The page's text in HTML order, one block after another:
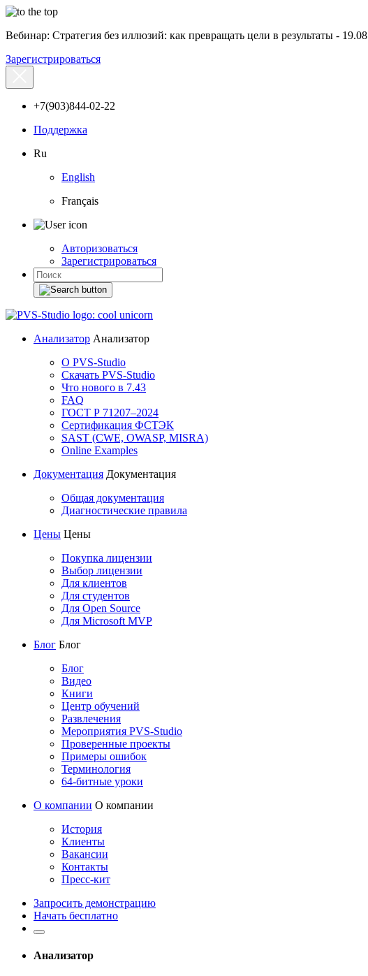
Вебинар: Стратегия без иллюзий: как превращать цели в результаты - 19.08
Зарегистрироваться
+7(903)844-02-22
Поддержка
Ru
English
Français
Авторизоваться
Зарегистрироваться
Анализатор Анализатор
О PVS-Studio
Скачать PVS-Studio
Что нового в 7.43
FAQ
ГОСТ Р 71207–2024
Сертификация ФСТЭК
SAST (CWE, OWASP, MISRA)
Online Examples
Документация Документация
Общая документация
Диагностические правила
Цены Цены
Покупка лицензии
Выбор лицензии
Для клиентов
Для студентов
Для Open Source
Для Microsoft MVP
Блог Блог
Блог
Видео
Книги
Центр обучений
Развлечения
Мероприятия PVS-Studio
Проверенные проекты
Примеры ошибок
Терминология
64-битные уроки
О компании О компании
История
Клиенты
Вакансии
Контакты
Пресс-кит
Запросить демонстрацию
Начать бесплатно
Анализатор